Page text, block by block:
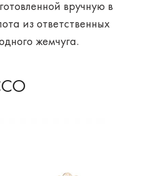
вручную в
из ответственных
жемчуга.